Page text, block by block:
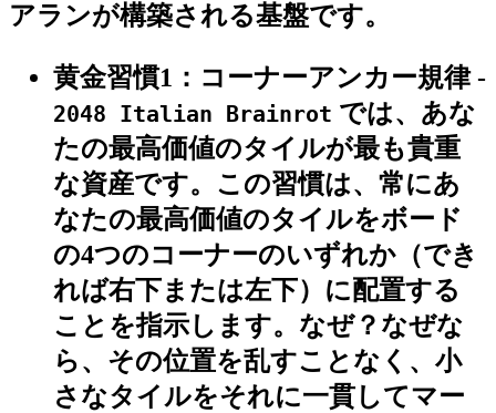
アランが構築される基盤です。
黄金習慣1：コーナーアンカー規律-
2048 Italian Brainrot では、あな
たの最高価値のタイルが最も貴重
な資産です。この習慣は、 常にあ
なたの最高価値のタイルをボード
の4つのコーナーのいずれか（でき
れば右下または左下）に配置する
ことを指示します。なぜ？なぜな
ら、その位置を乱すことなく、小
さなタイルをそれに一貫してマー